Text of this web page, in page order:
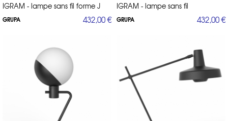
IGRAM - lampe sans fil forme J
GRUPA 432,00 €
IGRAM - lampe sans fil
GRUPA 432,00 €